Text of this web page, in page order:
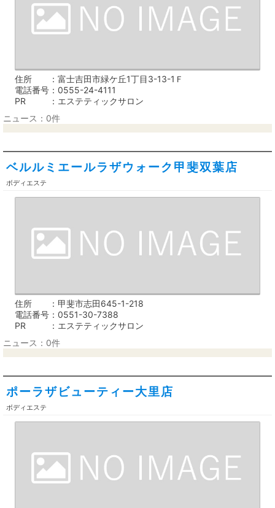
住所
富士吉田市緑ケ丘1丁目3-13-1Ｆ
電話番号
0555-24-4111
PR
エステティックサロン
ニュース：0件
ベルルミエールラザウォーク甲斐双葉店
ボディエステ
住所
甲斐市志田645-1-218
電話番号
0551-30-7388
PR
エステティックサロン
ニュース：0件
ポーラザビューティー大里店
ボディエステ